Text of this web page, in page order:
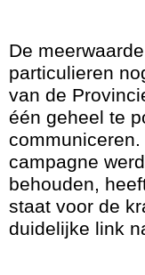
De
particulieren
van de
één geheel te
campagne
behouden,
staat voor de
duidelijke link